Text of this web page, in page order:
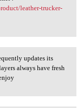
leather-trucker-
updates its
always have fresh